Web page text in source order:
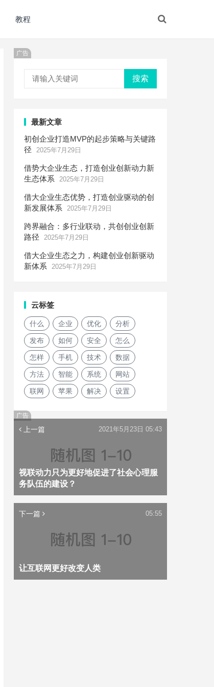
教程
广告
搜索
最新文章
初创企业打造MVP的起步策略与关键路
径
2025年7月29日
借势大企业生态，打造创业创新动力新
生态体系
2025年7月29日
借大企业生态优势，打造创业驱动的创
新发展体系
2025年7月29日
跨界融合：多行业联动，共创创业创新
路径
2025年7月29日
借大企业生态之力，构建创业创新驱动
新体系
2025年7月29日
云标签
什么 企业 优化 分析
发布 如何 安全 怎么
怎样 手机 技术 数据
方法 智能 系统 网站
联网 苹果 解决 设置
广告
上一篇
视联动力只为更好地促进了社会心理服
务队伍的建设？
2021年5月23日 05:43
下一篇
让互联网更好改变人类
05:55